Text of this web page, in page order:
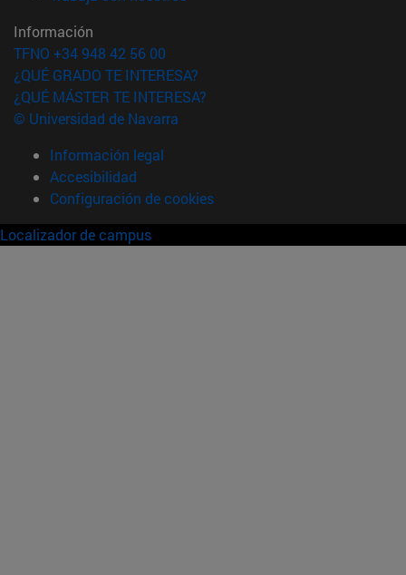
Información
TFNO +34 948 42 56 00
¿QUÉ GRADO TE INTERESA?
¿QUÉ MÁSTER TE INTERESA?
© Universidad de Navarra
Información legal
Accesibilidad
Configuración de cookies
Localizador de campus